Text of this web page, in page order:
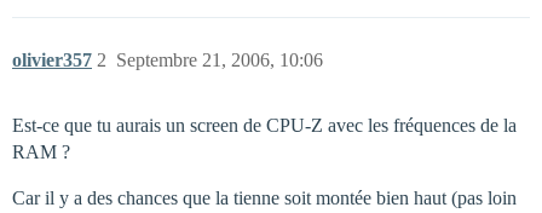
olivier357 Septembre 21, 2006, 10:06
2
Est-ce que tu aurais un screen de CPU-Z avec les fréquences de la
RAM ?
Car il y a des chances que la tienne soit montée bien haut (pas loin